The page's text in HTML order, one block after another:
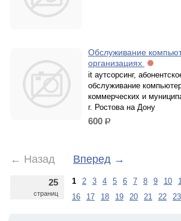
Обслуживание
организациях
it аутсорсинг,
обслуживание
коммерческих и
г. Ростова на Дону
600 р.
← Назад Вперед →
25
страниц
1 2 3 4 5 6 7 8 9 10
16
17 18 19 20 21 22 23